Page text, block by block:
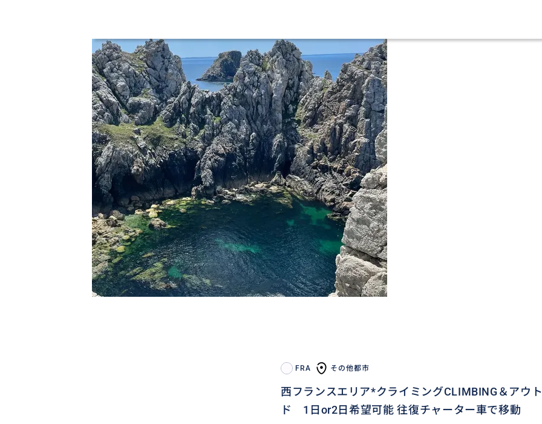
FRA その他都市
西フランスエリア*クライミングCLIMBING＆アウ
ド 1日or2日希望可能 往復チャーター車で移動